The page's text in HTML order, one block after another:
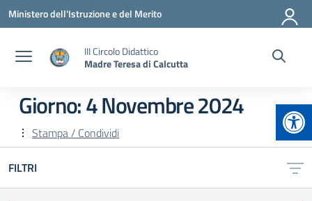
Vai ai contenuti
Vai al menu di navigazione
Vai al footer
Ministero dell'Istruzione e del Merito
III Circolo Didattico
Madre Teresa di Calcutta
Giorno:4 Novembre 2024
Stampa / Condividi
FILTRI